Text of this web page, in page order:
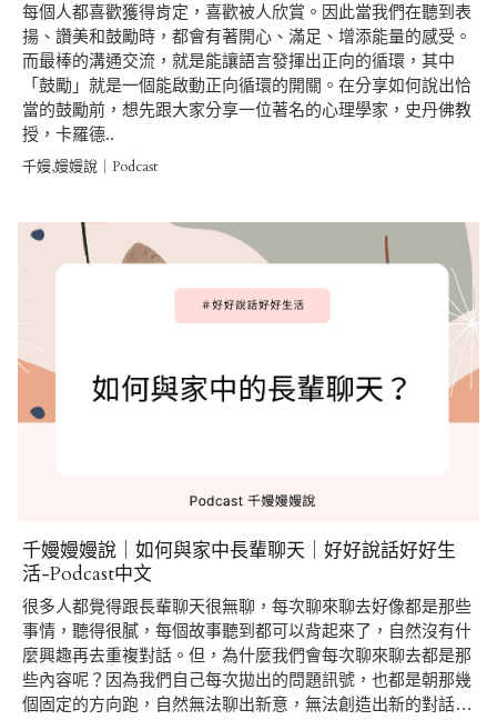
每個人都喜歡獲得肯定，喜歡被人欣賞。因此當我們在聽到表
揚、讚美和鼓勵時，都會有著開心、滿足、增添能量的感受。
而最棒的溝通交流，就是能讓語言發揮出正向的循環，其中
「鼓勵」就是一個能啟動正向循環的開關。在分享如何說出恰
當的鼓勵前，想先跟大家分享一位著名的心理學家，史丹佛教
授，卡羅德..
千嫚,嫚嫚說｜Podcast
千嫚嫚嫚說｜如何與家中長輩聊天｜好好說話好好生
活-Podcast中文
很多人都覺得跟長輩聊天很無聊，每次聊來聊去好像都是那些
事情，聽得很膩，每個故事聽到都可以背起來了，自然沒有什
麼興趣再去重複對話。但，為什麼我們會每次聊來聊去都是那
些內容呢？因為我們自己每次拋出的問題訊號，也都是朝那幾
個固定的方向跑，自然無法聊出新意，無法創造出新的對話…